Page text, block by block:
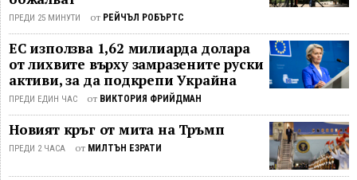
– 3:6, 6:3, 6:1, като по този начин
титла в кариерата си. Това е втори
негов трофей от категория M25, след
като по-рано през годината спечели
надпреварата в италианския град
Санта Маргерита ди ...
ПРЕДИ 25 МИНУТИ от РЕЙЧЪЛ РОБЪРТС
ЕС използва 1,62 милиарда долара
от лихвите върху замразените руски
активи, за да подкрепи Украйна
ПРЕДИ ЕДИН ЧАС от ВИКТОРИЯ ФРИЙДМАН
Новият кръг от мита на Тръмп
ПРЕДИ 2 ЧАСА от МИЛТЪН ЕЗРАТИ